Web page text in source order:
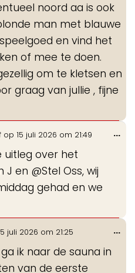
noord aa is ook
man met blauwe
en vind het
of mee te doen.
om te kletsen en
graag van jullie , fijne
op 15 juli 2026 om 21:49
uitleg over het
en @Stel Oss, wij
gehad en we
...
juli 2026 om 21:25
ik naar de sauna in
van de eerste
...